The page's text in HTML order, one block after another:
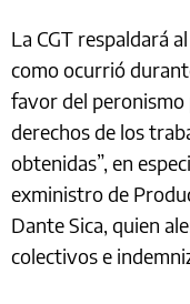
La CGT respaldará
como ocurrió
favor del peronismo
derechos de los
obtenidas”, en
exministro de
Dante Sica, quien
colectivos e